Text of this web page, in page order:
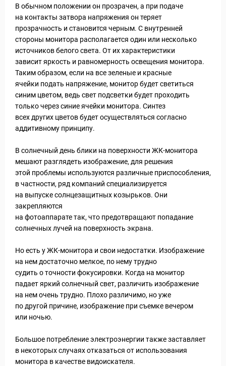
Путеводитель по
В обычном положении он прозрачен, а при подаче
на контакты затвора напряжения он теряет
прозрачность и становится черным. С внутренней
стороны монитора располагается один или несколько
источников белого света. От их характеристики
зависит яркость и равномерность освещения монитора.
Таким образом, если на все зеленые и красные
ячейки подать напряжение, монитор будет светиться
синим цветом, ведь свет подсветки будет проходить
только через синие ячейки монитора. Синтез
всех других цветов будет осуществляться согласно
аддитивному принципу.
В солнечный день блики на поверхности ЖК-монитора
мешают разглядеть изображение, для решения
этой проблемы используются различные приспособления,
в частности, ряд компаний специализируется
на выпуске солнцезащитных козырьков. Они
закрепляются
на фотоаппарате так, что предотвращают попадание
солнечных лучей на поверхность экрана.
Но есть у ЖК-монитора и свои недостатки. Изображение
на нем достаточно мелкое, по нему трудно
судить о точности фокусировки. Когда на монитор
падает яркий солнечный свет, различить изображение
на нем очень трудно. Плохо различимо, но уже
по другой причине, изображение при съемке вечером
или ночью.
Большое потребление электроэнергии также заставляет
в некоторых случаях отказаться от использования
монитора в качестве видоискателя.